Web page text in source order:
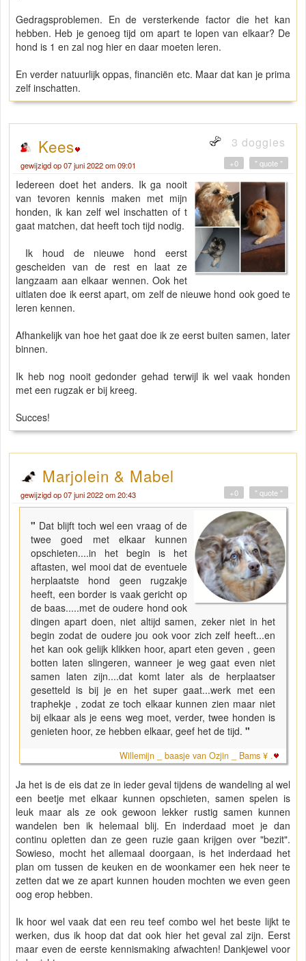
Gedragsproblemen. En de versterkende factor die het kan
hebben. Heb je genoeg tijd om apart te lopen van elkaar? De
hond is 1 en zal nog hier en daar moeten leren.
En verder natuurlijk oppas, financiën etc. Maar dat kan je prima
zelf inschatten.
Kees 3 doggies
gewijzigd op 07 juni 2022 om 09:01 " quote "
+0
Iedereen doet het anders. Ik ga nooit
van tevoren kennis maken met mijn
honden, ik kan zelf wel inschatten of t
gaat matchen, dat heeft toch tijd nodig.
Ik houd de nieuwe hond eerst
gescheiden van de rest en laat ze
langzaam aan elkaar wennen. Ook het
uitlaten doe ik eerst apart, om zelf de nieuwe hond ook goed te
leren kennen.
Afhankelijk van hoe het gaat doe ik ze eerst buiten samen, later
binnen.
Ik heb nog nooit gedonder gehad terwijl ik wel vaak honden
met een rugzak er bij kreeg.
Succes!
Marjolein & Mabel
gewijzigd op 07 juni 2022 om 20:43 " quote "
+0
" Dat blijft toch wel een vraag of de
twee goed met elkaar kunnen
opschieten....in het begin is het
aftasten, wel mooi dat de eventuele
herplaatste hond geen rugzakje
heeft, een border is vaak gericht op
de baas.....met de oudere hond ook
dingen apart doen, niet altijd samen, zeker niet in het
begin zodat de oudere jou ook voor zich zelf heeft...en
het kan ook gelijk klikken hoor, apart eten geven , geen
botten laten slingeren, wanneer je weg gaat even niet
samen laten zijn....dat komt later als de herplaatser
gesetteld is bij je en het super gaat...werk met een
traphekje , zodat ze toch elkaar kunnen zien maar niet
bij elkaar als je eens weg moet, verder, twee honden is
genieten hoor, ze hebben elkaar, geef het de tijd. "
Willemijn _ baasje van Ozjin _ Bams ¥ .
Ja het is de eis dat ze in ieder geval tijdens de wandeling al wel
een beetje met elkaar kunnen opschieten, samen spelen is
leuk maar als ze ook gewoon lekker rustig samen kunnen
wandelen ben ik helemaal blij. En inderdaad moet je dan
continu opletten dan ze geen ruzie gaan krijgen over "bezit".
Sowieso, mocht het allemaal doorgaan, is het inderdaad het
plan om tussen de keuken en de woonkamer een hek neer te
zetten dat we ze apart kunnen houden mochten we even geen
oog erop hebben.
Ik hoor wel vaak dat een reu teef combo wel het beste lijkt te
werken, dus ik hoop dat dat ook hier het geval zal zijn. Eerst
maar even de eerste kennismaking afwachten! Dankjewel voor